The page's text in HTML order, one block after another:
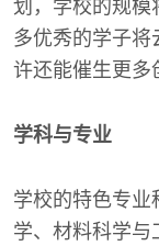
划，学校的规模
多优秀的学子将
许还能催生更多
学科与专业
学校的特色专业
学、材料科学与